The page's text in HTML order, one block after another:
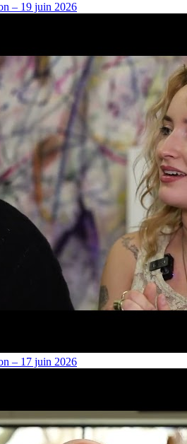
– 19 juin 2026
– 17 juin 2026